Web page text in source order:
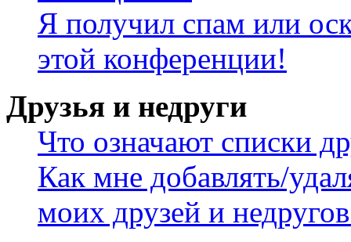
Я получил спам или
этой конференции!
Друзья и недруги
Что означают списки
Как мне добавлять/
моих друзей и